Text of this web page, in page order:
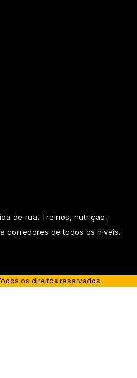
de rua. Treinos, nutrição,
corredores de todos os níveis.​
os direitos reservados.